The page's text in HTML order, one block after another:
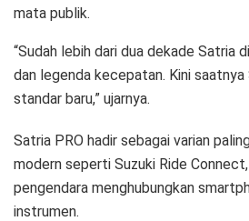
mata publik.
“Sudah lebih dari dua dekade Satria
dan legenda kecepatan. Kini saatnya
standar baru,” ujarnya.
Satria PRO hadir sebagai varian
modern seperti Suzuki Ride
pengendara menghubungkan
instrumen.